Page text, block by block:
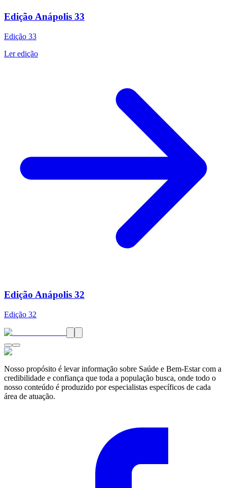
Edição Anápolis 33
Edição 33
Ler edição
Edição Anápolis 32
Edição 32
Nosso propósito é levar informação sobre Saúde e Bem-Estar com a
credibilidade e confiança que toda a população busca, onde todo o
nosso conteúdo é produzido por especialistas específicos de cada
área de atuação.